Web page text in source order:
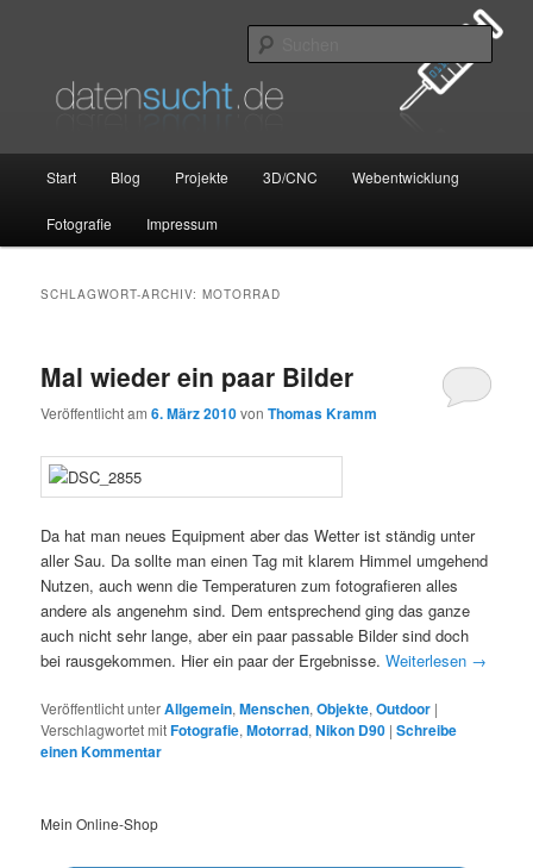
springen
springendatensucht.de
Start Blog Projekte 3D/CNC Webentwicklung
Fotografie Impressum
SCHLAGWORT-ARCHIV:MOTORRAD
Mal wieder ein paar Bilder
Veröffentlicht am6. März 2010vonThomas Kramm
Da hat man neues Equipment aber das Wetter ist ständig unter
aller Sau. Da sollte man einen Tag mit klarem Himmel umgehend
Nutzen, auch wenn die Temperaturen zum fotografieren alles
andere als angenehm sind. Dem entsprechend ging das ganze
auch nicht sehr lange, aber ein paar passable Bilder sind doch
bei rausgekommen. Hier ein paar der Ergebnisse.Weiterlesen →
Veröffentlicht unterAllgemein,Menschen,Objekte,Outdoor |
Verschlagwortet mitFotografie,Motorrad,Nikon D90 |Schreibe
einen Kommentar
Mein Online-Shop